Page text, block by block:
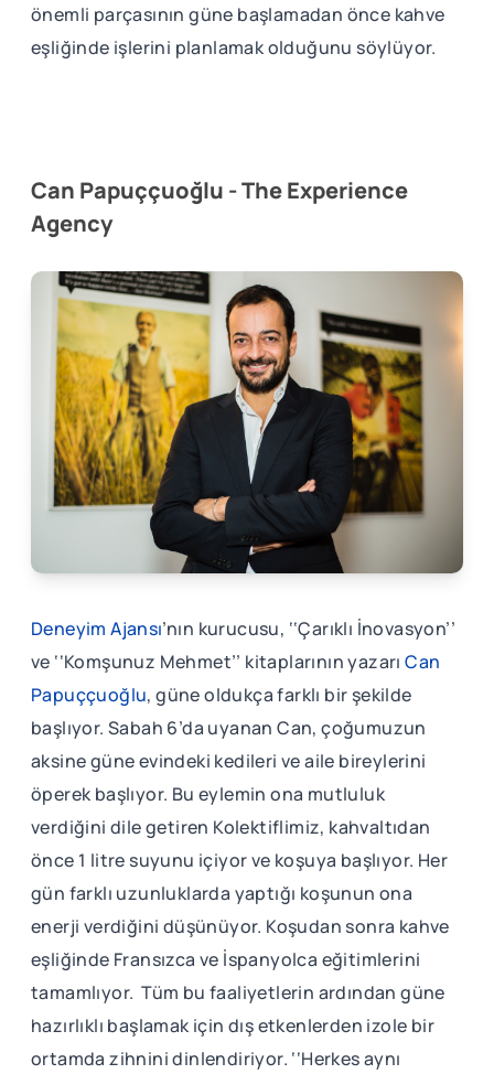
önemli parçasının güne başlamadan önce kahve
eşliğinde işlerini planlamak olduğunu söylüyor.
Can Papuççuoğlu - The Experience
Agency
Deneyim Ajansı’nın kurucusu, ‘‘Çarıklı İnovasyon’’
ve ‘‘Komşunuz Mehmet’’ kitaplarının yazarıCan
Papuççuoğlu, güne oldukça farklı bir şekilde
başlıyor. Sabah 6’da uyanan Can, çoğumuzun
aksine güne evindeki kedileri ve aile bireylerini
öperek başlıyor. Bu eylemin ona mutluluk
verdiğini dile getiren Kolektiflimiz, kahvaltıdan
önce 1 litre suyunu içiyor ve koşuya başlıyor. Her
gün farklı uzunluklarda yaptığı koşunun ona
enerji verdiğini düşünüyor. Koşudan sonra kahve
eşliğinde Fransızca ve İspanyolca eğitimlerini
tamamlıyor. Tüm bu faaliyetlerin ardından güne
hazırlıklı başlamak için dış etkenlerden izole bir
ortamda zihnini dinlendiriyor. ‘‘Herkes aynı